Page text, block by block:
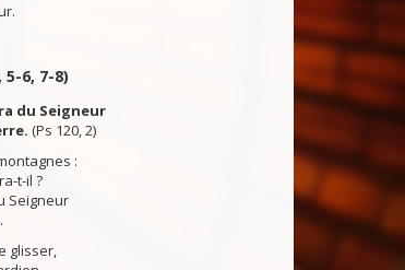
5-6, 7-8)
du Seigneur
(Ps 120, 2)
:
t-il ?
Seigneur
glisser,